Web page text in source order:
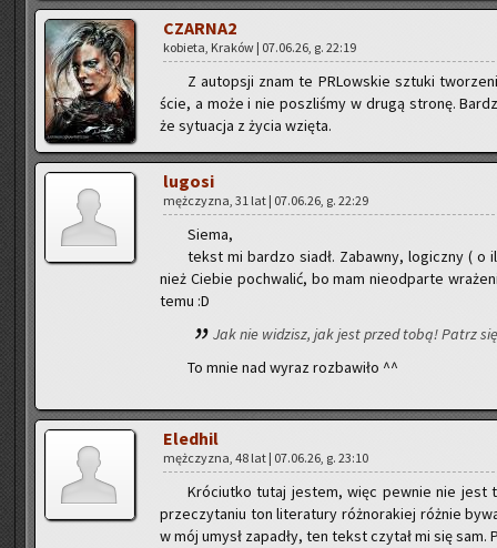
CZAR­NA2
ko­bie­ta, Kra­ków | 07.06.26, g. 22:19
Z au­top­sji znam te PRLow­skie sztu­ki
ście, a może i nie po­szli­śmy w drugą stro­nę.
że sy­tu­acja z życia wzię­ta.
lu­go­si
męż­czy­zna, 31 lat | 07.06.26, g. 22:29
Siema,
tekst mi bar­dzo siadł. Za­baw­ny, lo­gicz­ny (
nież Cie­bie po­chwa­lić, bo mam nie­od­par­te
temu :D
Jak nie wi­dzisz, jak jest przed tobą! Patrz
To mnie nad wyraz roz­ba­wi­ło ^^
Ele­dhil
męż­czy­zna, 48 lat | 07.06.26, g. 23:10
Kró­ciut­ko tutaj je­stem, więc pew­nie nie jest
prze­czy­ta­niu ton li­te­ra­tu­ry róż­no­ra­kiej róż­nie
w mój umysł za­pa­dły, ten tekst czy­tał mi się sam.